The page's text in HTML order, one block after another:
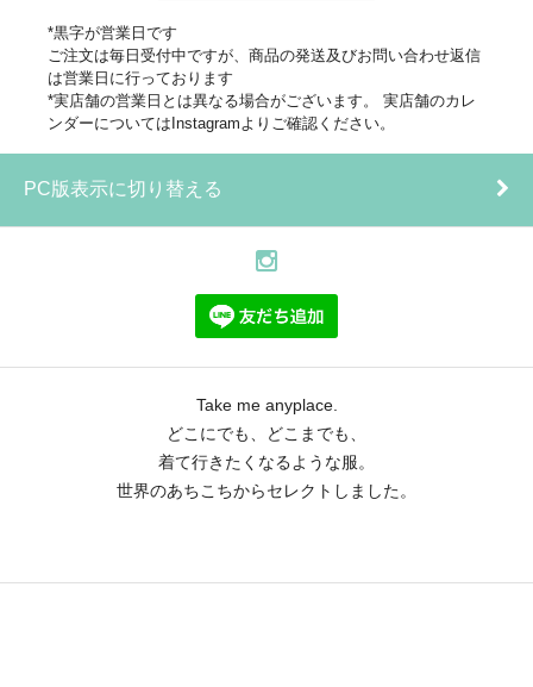
*黒字が営業日です
ご注文は毎日受付中ですが、商品の発送及びお問い合わせ返信
は営業日に行っております
*実店舗の営業日とは異なる場合がございます。 実店舗のカレ
ンダーについてはInstagramよりご確認ください。
PC版表示に切り替える
Take me anyplace.
どこにでも、どこまでも、
着て行きたくなるような服。
世界のあちこちからセレクトしました。